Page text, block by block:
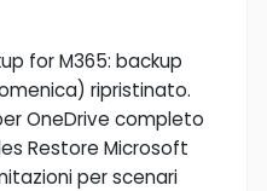
for M365: backup
ripristinato.
OneDrive completo
Restore Microsoft
per scenari